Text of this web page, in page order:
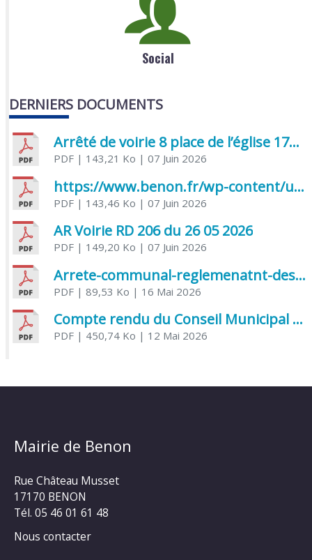
Social
DERNIERS DOCUMENTS
Arrêté de voirie 8 place de l’église 17170 Benon
PDF| 143,21 Ko | 07 Juin 2026
https://www.benon.fr/wp-content/uploads/2026/06/AR-Voirie-Chemin-de-Lafond-du-26-05-2026.pdf
PDF| 143,46 Ko | 07 Juin 2026
AR Voirie RD 206 du 26 05 2026
PDF| 149,20 Ko | 07 Juin 2026
Arrete-communal-reglemenatnt-des-bruits-de-voisinage-et-des-activites-bruyantes
PDF| 89,53 Ko | 16 Mai 2026
Compte rendu du Conseil Municipal du 06 mai 2026
PDF| 450,74 Ko | 12 Mai 2026
Mairie de Benon
Rue Château Musset
17170 BENON
Tél. 05 46 01 61 48
Nous contacter